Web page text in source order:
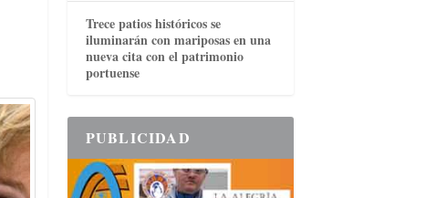
Trece patios históricos se
iluminarán con mariposas en una
nueva cita con el patrimonio
portuense
PUBLICIDAD